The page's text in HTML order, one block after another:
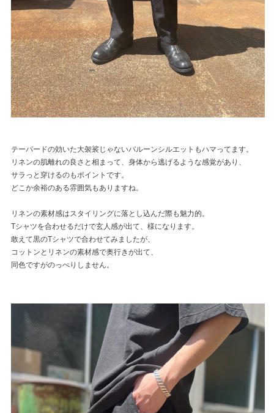
テーパードの効いた大袈裟じゃないバルーンシルエットもハマってます。
リネンの肌離れの良さと相まって、身体から逃げるような感覚があり、
サラっと穿けるのもポイントです。
どこか余裕のある雰囲気もありますね。
リネンの素材感はスタイリングに落とし込んだ際も魅力的。
Tシャツを合わせるだけで玄人感が出て、様になります。
敢えて黒のTシャツで合わせてみましたが、
コットンとリネンの素材感で奥行きが出て、
同色ですがのっぺりしません。